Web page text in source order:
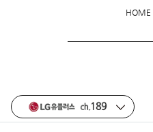
HOME